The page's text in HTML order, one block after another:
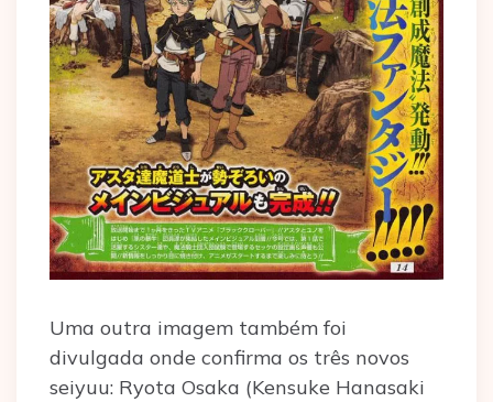
Uma outra imagem também foi
divulgada onde confirma os três novos
seiyuu: Ryota Osaka (Kensuke Hanasaki